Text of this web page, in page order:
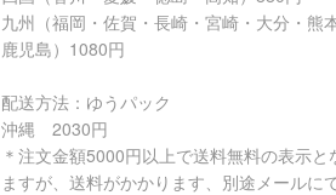
九州（福岡・佐賀・長崎・宮崎・大分・熊
鹿児島）1080円
配送方法：ゆうパック
沖縄 2030円
＊注文金額5000円以上で送料無料の表示と
ますが、送料がかかります、別途メールに